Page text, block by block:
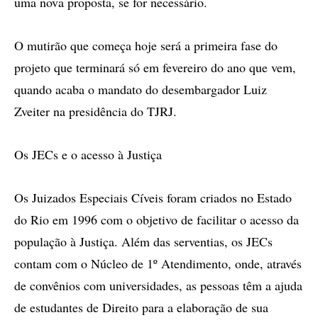
O mutirão que começa hoje será a primeira fase do
projeto que terminará só em fevereiro do ano que vem,
quando acaba o mandato do desembargador Luiz
Zveiter na presidência do TJRJ.
Os JECs e o acesso à Justiça
Os Juizados Especiais Cíveis foram criados no Estado
do Rio em 1996 com o objetivo de facilitar o acesso da
população à Justiça. Além das serventias, os JECs
contam com o Núcleo de 1º Atendimento, onde, através
de convênios com universidades, as pessoas têm a ajuda
de estudantes de Direito para a elaboração de sua